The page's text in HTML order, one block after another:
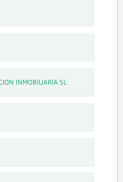
INMOBILIARIA SL